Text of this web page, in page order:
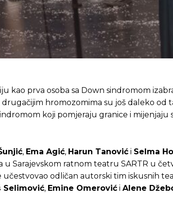
kao prva osoba sa Down sindromom
hromozomima su još daleko od
koji pomjeraju granice i mijenjaju
, Ema Agić, Harun Tanović i Selma
u Sarajevskom ratnom teatru SARTR u
učestvovao odličan autorski tim iskusnih
Selimović, Emine Omerović i Alene